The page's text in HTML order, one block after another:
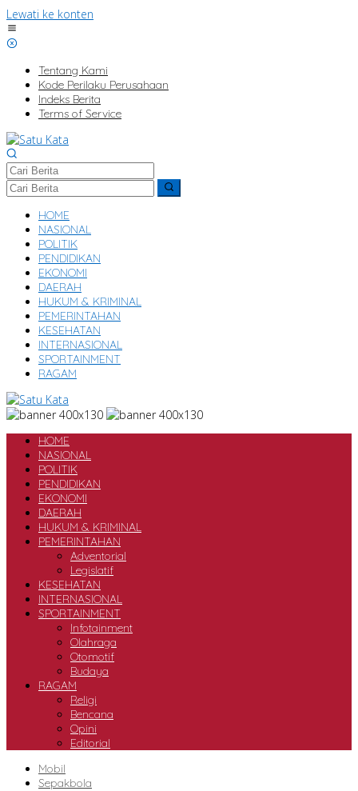
Lewati ke konten
Tentang Kami
Kode Perilaku Perusahaan
Indeks Berita
Terms of Service
HOME
NASIONAL
POLITIK
PENDIDIKAN
EKONOMI
DAERAH
HUKUM & KRIMINAL
PEMERINTAHAN
KESEHATAN
INTERNASIONAL
SPORTAINMENT
RAGAM
HOME
NASIONAL
POLITIK
PENDIDIKAN
EKONOMI
DAERAH
HUKUM & KRIMINAL
PEMERINTAHAN
Adventorial
Legislatif
KESEHATAN
INTERNASIONAL
SPORTAINMENT
Infotainment
Olahraga
Otomotif
Budaya
RAGAM
Religi
Bencana
Opini
Editorial
Mobil
Sepakbola